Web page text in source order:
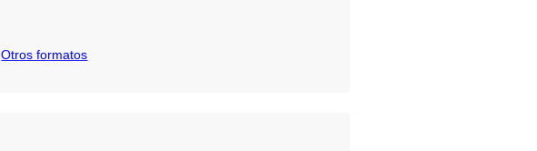
Otros formatos